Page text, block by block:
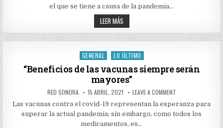
MENTAL
OPCIÓN
192
el que se tiene a causa de la pandemia…
LEER MÁSMÁS
DE
18
MIL
EN
SALUD
MENTAL
EN
OPCIÓN
4
DE
LÍNEA
192
Posted
in
GENERAL LO ÚLTIMO
“Beneficios de las vacunas siempre serán
mayores”
AUTHOR:
RED SONORA PUBLISHED
DATE:
15 ABRIL, 2021 LEAVE A COMMENTON
DE
LAS
VACUNAS
Las vacunas contra el covid-19 representan la esperanza para
superar la actual pandemia; sin embargo, como todos los
medicamentos, es…